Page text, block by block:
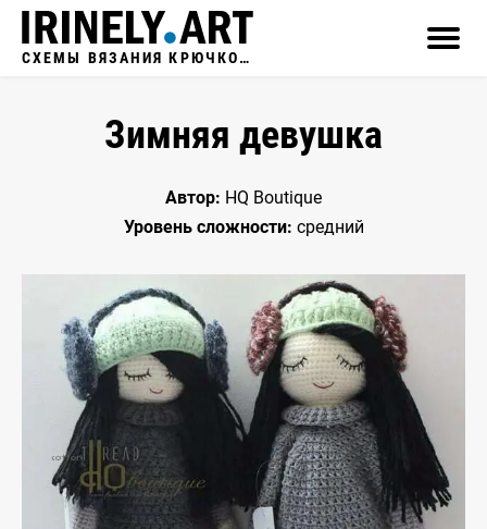
СХЕМЫ ВЯЗАНИЯ КРЮЧКОМ
Зимняя девушка
Автор: HQ Boutique
Уровень сложности: средний